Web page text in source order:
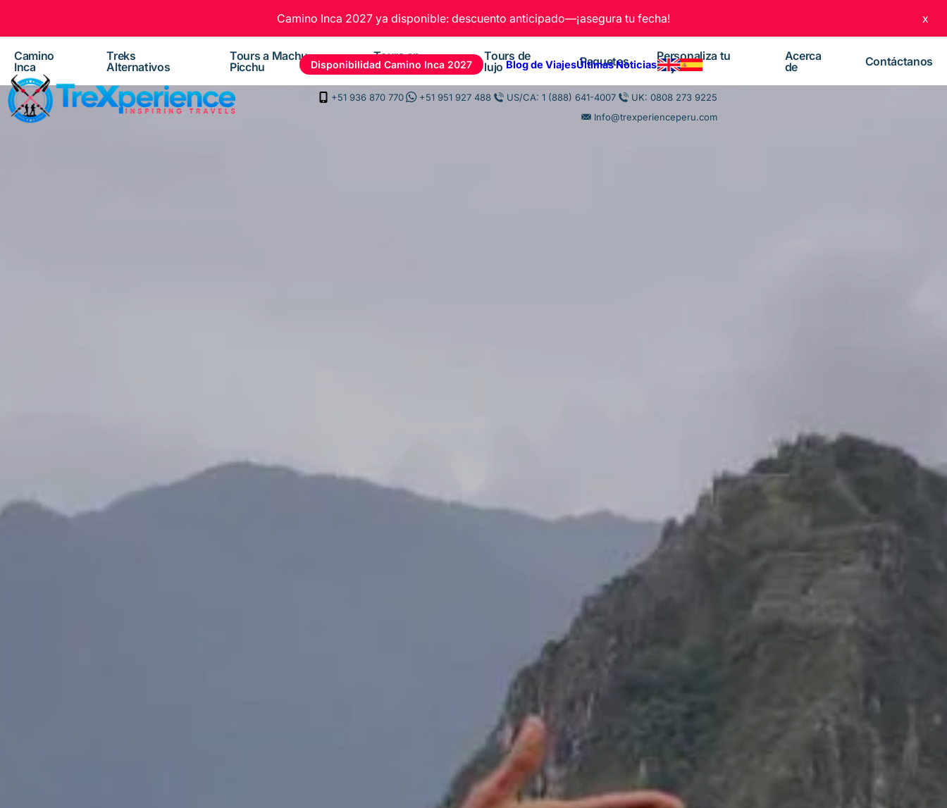
x
Camino Inca 2027 ya disponible: descuento anticipado—¡asegura tu fecha!
Disponibilidad Camino Inca 2027 Blog de ViajesÚltimas Noticias
+51 936 870 770 +51 951 927 488 US/CA: 1 (888) 641-4007
UK: 0808 273 9225
Info@trexperienceperu.com
Camino
Inca
Treks
Alternativos
Tours a Machu
Picchu
Tours en
Cusco
Tours de
lujo
Paquetes
Personaliza tu
viaje
Acerca
de
Contáctanos